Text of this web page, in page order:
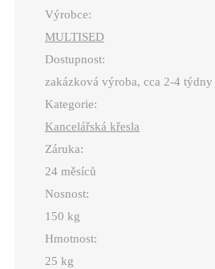
Výrobce:
MULTISED
Dostupnost:
zakázková výroba, cca 2-4 týdny
Kategorie:
Kancelářská křesla
Záruka:
24 měsíců
Nosnost:
150 kg
Hmotnost:
25 kg